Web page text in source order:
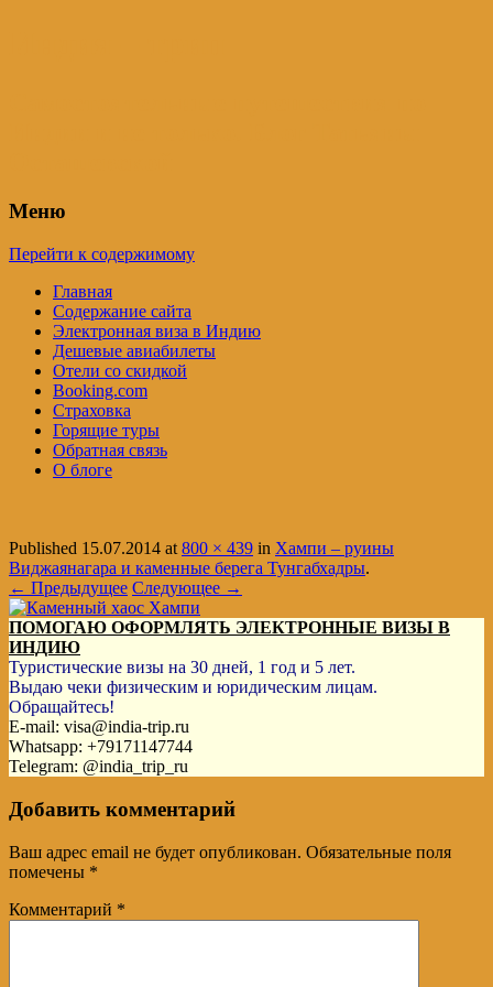
Меню
Перейти к содержимому
Главная
Содержание сайта
Электронная виза в Индию
Дешевые авиабилеты
Отели со скидкой
Booking.com
Страховка
Горящие туры
Обратная связь
О блоге
Published 15.07.2014 at800 × 439 in Хампи – руины
Виджаянагара и каменные берега Тунгабхадры.
← Предыдущее Следующее →
ПОМОГАЮ ОФОРМЛЯТЬ ЭЛЕКТРОННЫЕ ВИЗЫ В
ИНДИЮ
Туристические визы на 30 дней, 1 год и 5 лет.
Выдаю чеки физическим и юридическим лицам.
Обращайтесь!
E-mail: visa@india-trip.ru
Whatsapp: +79171147744
Telegram: @india_trip_ru
Добавить комментарий
Ваш адрес email не будет опубликован. Обязательные поля
помечены *
Комментарий *